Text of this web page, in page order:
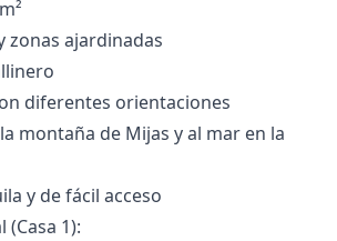
zonas ajardinadas
diferentes orientaciones
montaña de Mijas y al mar en la
y de fácil acceso
1):